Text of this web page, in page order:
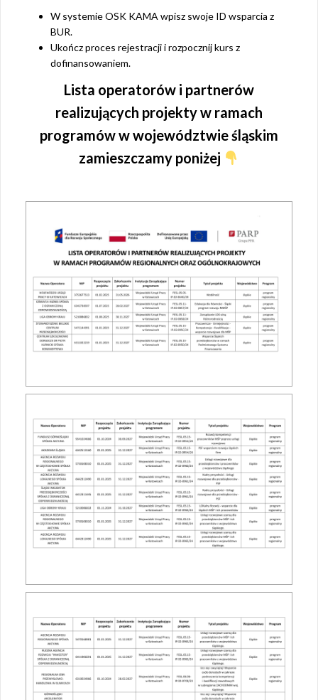
W systemie OSK KAMA wpisz swoje ID wsparcia z
BUR.
Ukończ proces rejestracji i rozpocznij kurs z
dofinansowaniem.
Lista operatorów i partnerów
realizujących projekty w ramach
programów w województwie śląskim
zamieszczamy poniżej